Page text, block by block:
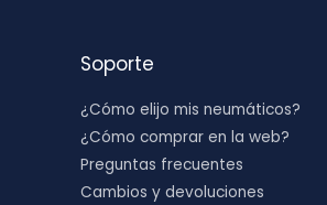
Soporte
¿Cómo elijo mis neumáticos?
¿Cómo comprar en la web?
Preguntas frecuentes
Cambios y devoluciones